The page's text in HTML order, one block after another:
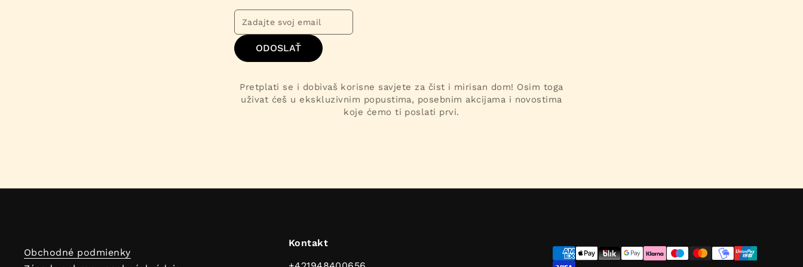
ODOSLAŤ
Pretplati se i dobivaš korisne savjete za čist i mirisan dom! Osim toga
uživat ćeš u ekskluzivnim popustima, posebnim akcijama i novostima
koje ćemo ti poslati prvi.
Obchodné podmienky
Kontakt